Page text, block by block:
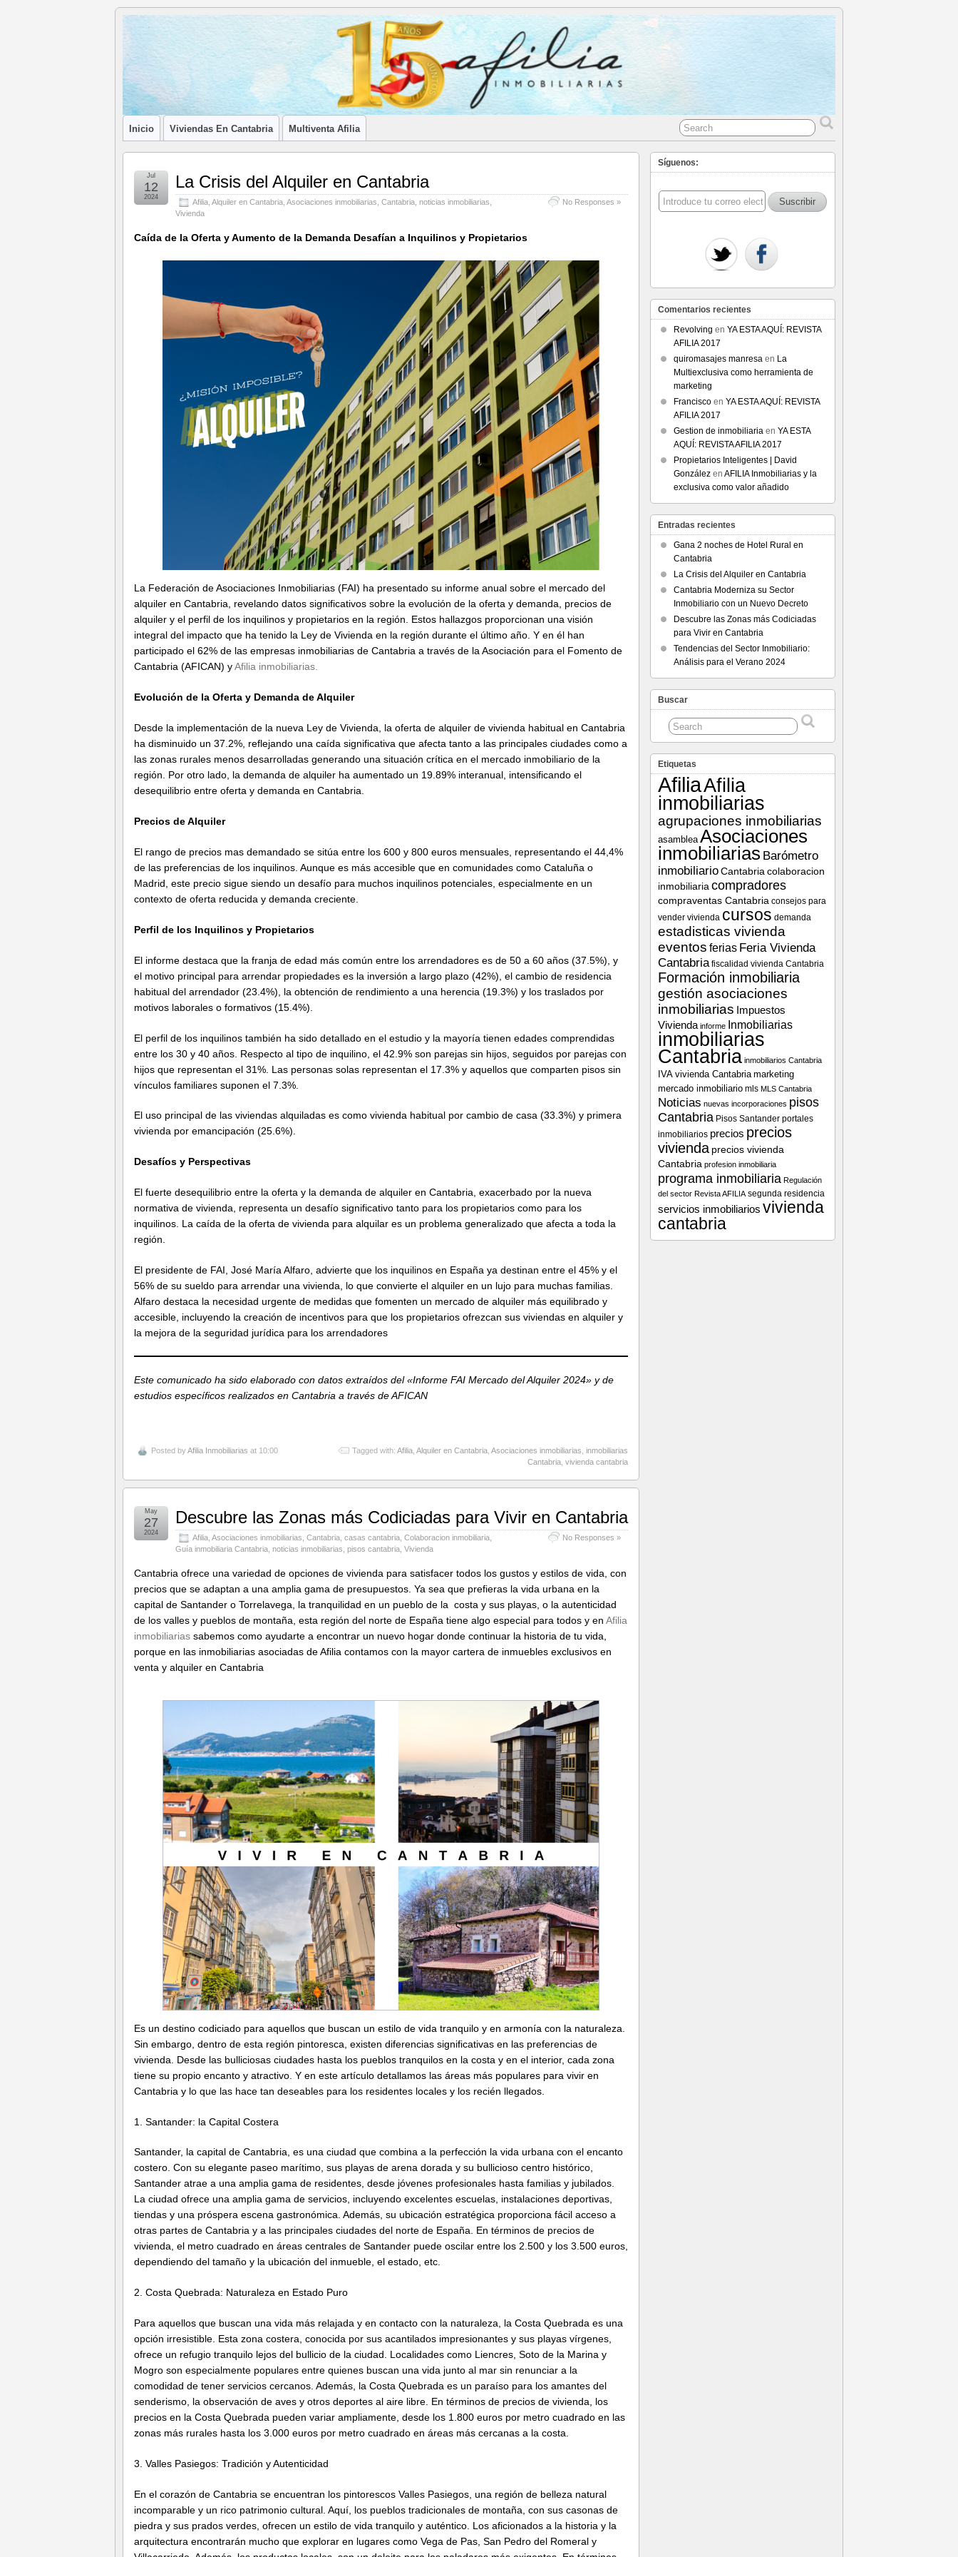
Blog de
Afilia
Inmobiliarias
LA ASOCIACIÓN DE LOS PROFESIONALES INMOBILIARIOS DE CANTABRIA
Inicio Viviendas En Cantabria Multiventa Afilia
La Crisis del Alquiler en Cantabria
Afilia Alquiler en Cantabria Asociaciones inmobiliarias Cantabria noticias inmobiliarias
Vivienda
No Responses »
Jul
12
2024
Caída de la Oferta y Aumento de la Demanda Desafían a Inquilinos y Propietarios
La Federación de Asociaciones Inmobiliarias (FAI) ha presentado su informe anual sobre el mercado del
alquiler en Cantabria, revelando datos significativos sobre la evolución de la oferta y demanda, precios de
alquiler y el perfil de los inquilinos y propietarios en la región. Estos hallazgos proporcionan una visión
integral del impacto que ha tenido la Ley de Vivienda en la región durante el último año. Y en él han
participado el 62% de las empresas inmobiliarias de Cantabria a través de la Asociación para el Fomento de
Cantabria (AFICAN) yAfilia inmobiliarias.
Evolución de la Oferta y Demanda de Alquiler
Desde la implementación de la nueva Ley de Vivienda, la oferta de alquiler de vivienda habitual en Cantabria
ha disminuido un 37.2%, reflejando una caída significativa que afecta tanto a las principales ciudades como a
las zonas rurales menos desarrolladas generando una situación crítica en el mercado inmobiliario de la
región. Por otro lado, la demanda de alquiler ha aumentado un 19.89% interanual, intensificando el
desequilibrio entre oferta y demanda en Cantabria.
Precios de Alquiler
El rango de precios mas demandado se sitúa entre los 600 y 800 euros mensuales, representando el 44,4%
de las preferencias de los inquilinos. Aunque es más accesible que en comunidades como Cataluña o
Madrid, este precio sigue siendo un desafío para muchos inquilinos potenciales, especialmente en un
contexto de oferta reducida y demanda creciente​​.
Perfil de los Inquilinos y Propietarios
El informe destaca que la franja de edad más común entre los arrendadores es de 50 a 60 años (37.5%), y
el motivo principal para arrendar propiedades es la inversión a largo plazo (42%), el cambio de residencia
habitual del arrendador (23.4%), la obtención de rendimiento a una herencia (19.3%) y los traslados por
motivos laborales o formativos (15.4%)​.
El perfil de los inquilinos también ha sido detallado en el estudio y la mayoría tienen edades comprendidas
entre los 30 y 40 años. Respecto al tipo de inquilino, el 42.9% son parejas sin hijos, seguidos por parejas con
hijos que representan el 31%. Las personas solas representan el 17.3% y aquellos que comparten pisos sin
vínculos familiares suponen el 7.3%.
El uso principal de las viviendas alquiladas es como vivienda habitual por cambio de casa (33.3%) y primera
vivienda por emancipación (25.6%).
Desafíos y Perspectivas
El fuerte desequilibrio entre la oferta y la demanda de alquiler en Cantabria, exacerbado por la nueva
normativa de vivienda, representa un desafío significativo tanto para los propietarios como para los
inquilinos. La caída de la oferta de vivienda para alquilar es un problema generalizado que afecta a toda la
región.
El presidente de FAI, José María Alfaro, advierte que los inquilinos en España ya destinan entre el 45% y el
56% de su sueldo para arrendar una vivienda, lo que convierte el alquiler en un lujo para muchas familias.
Alfaro destaca la necesidad urgente de medidas que fomenten un mercado de alquiler más equilibrado y
accesible, incluyendo la creación de incentivos para que los propietarios ofrezcan sus viviendas en alquiler y
la mejora de la seguridad jurídica para los arrendadores
Este comunicado ha sido elaborado con datos extraídos del «Informe FAI Mercado del Alquiler 2024» y de
estudios específicos realizados en Cantabria​ a través de AFICAN
Posted byAfilia Inmobiliarias at 10:00 Tagged with: Afilia, Alquiler en Cantabria, Asociaciones inmobiliarias, inmobiliarias
Cantabria, vivienda cantabria
Descubre las Zonas más Codiciadas para Vivir en Cantabria
Afilia, Asociaciones inmobiliarias, Cantabria, casas cantabria, Colaboracion inmobiliaria,
Guía inmobiliaria Cantabria, noticias inmobiliarias, pisos cantabria, Vivienda
No Responses »
May
27
2024
Cantabria ofrece una variedad de opciones de vivienda para satisfacer todos los gustos y estilos de vida, con
precios que se adaptan a una amplia gama de presupuestos. Ya sea que prefieras la vida urbana en la
capital de Santander o Torrelavega, la tranquilidad en un pueblo de la costa y sus playas, o la autenticidad
de los valles y pueblos de montaña, esta región del norte de España tiene algo especial para todos y en Afilia
inmobiliarias sabemos como ayudarte a encontrar un nuevo hogar donde continuar la historia de tu vida,
porque en las inmobiliarias asociadas de Afilia contamos con la mayor cartera de inmuebles exclusivos en
venta y alquiler en Cantabria
Es un destino codiciado para aquellos que buscan un estilo de vida tranquilo y en armonía con la naturaleza.
Sin embargo, dentro de esta región pintoresca, existen diferencias significativas en las preferencias de
vivienda. Desde las bulliciosas ciudades hasta los pueblos tranquilos en la costa y en el interior, cada zona
tiene su propio encanto y atractivo. Y en este artículo detallamos las áreas más populares para vivir en
Cantabria y lo que las hace tan deseables para los residentes locales y los recién llegados.
1. Santander: la Capital Costera
Santander, la capital de Cantabria, es una ciudad que combina a la perfección la vida urbana con el encanto
costero. Con su elegante paseo marítimo, sus playas de arena dorada y su bullicioso centro histórico,
Santander atrae a una amplia gama de residentes, desde jóvenes profesionales hasta familias y jubilados.
La ciudad ofrece una amplia gama de servicios, incluyendo excelentes escuelas, instalaciones deportivas,
tiendas y una próspera escena gastronómica. Además, su ubicación estratégica proporciona fácil acceso a
otras partes de Cantabria y a las principales ciudades del norte de España. En términos de precios de
vivienda, el metro cuadrado en áreas centrales de Santander puede oscilar entre los 2.500 y los 3.500 euros,
dependiendo del tamaño y la ubicación del inmueble, el estado, etc.
2. Costa Quebrada: Naturaleza en Estado Puro
Para aquellos que buscan una vida más relajada y en contacto con la naturaleza, la Costa Quebrada es una
opción irresistible. Esta zona costera, conocida por sus acantilados impresionantes y sus playas vírgenes,
ofrece un refugio tranquilo lejos del bullicio de la ciudad. Localidades como Liencres, Soto de la Marina y
Mogro son especialmente populares entre quienes buscan una vida junto al mar sin renunciar a la
comodidad de tener servicios cercanos. Además, la Costa Quebrada es un paraíso para los amantes del
senderismo, la observación de aves y otros deportes al aire libre. En términos de precios de vivienda, los
precios en la Costa Quebrada pueden variar ampliamente, desde los 1.800 euros por metro cuadrado en las
zonas más rurales hasta los 3.000 euros por metro cuadrado en áreas más cercanas a la costa.
3. Valles Pasiegos: Tradición y Autenticidad
En el corazón de Cantabria se encuentran los pintorescos Valles Pasiegos, una región de belleza natural
incomparable y un rico patrimonio cultural. Aquí, los pueblos tradicionales de montaña, con sus casonas de
piedra y sus prados verdes, ofrecen un estilo de vida tranquilo y auténtico. Los aficionados a la historia y la
arquitectura encontrarán mucho que explorar en lugares como Vega de Pas, San Pedro del Romeral y
Síguenos:
Comentarios recientes
Revolving en YA ESTA AQUÍ: REVISTA
AFILIA 2017
quiromasajes manresa en La
Multiexclusiva como herramienta de
marketing
Francisco en YA ESTA AQUÍ: REVISTA
AFILIA 2017
Gestion de inmobiliaria en YA ESTA
AQUÍ: REVISTA AFILIA 2017
Propietarios Inteligentes | David
González en AFILIA Inmobiliarias y la
exclusiva como valor añadido
Entradas recientes
Gana 2 noches de Hotel Rural en
Cantabria
La Crisis del Alquiler en Cantabria
Cantabria Moderniza su Sector
Inmobiliario con un Nuevo Decreto
Descubre las Zonas más Codiciadas
para Vivir en Cantabria
Tendencias del Sector Inmobiliario:
Análisis para el Verano 2024
Buscar
Etiquetas
AfiliaAfilia
inmobiliarias
agrupaciones inmobiliarias
asamblea Asociaciones
inmobiliarias Barómetro
inmobiliarioCantabria colaboracion
inmobiliaria compradores
compraventas Cantabria consejos para
vender vivienda cursos demanda
estadisticas vivienda
eventos ferias Feria Vivienda
Cantabria fiscalidad vivienda Cantabria
Formación inmobiliaria
gestión asociaciones
inmobiliarias Impuestos
Vivienda informe Inmobiliarias
inmobiliarias
Cantabria inmobiliarios Cantabria
IVA vivienda Cantabria marketing
mercado inmobiliario mls MLS Cantabria
Noticias nuevas incorporaciones pisos
Cantabria Pisos Santander portales
inmobiliarios precios precios
vivienda precios vivienda
Cantabria profesion inmobiliaria
programa inmobiliaria Regulación
del sector Revista AFILIA segunda residencia
servicios inmobiliarios vivienda
cantabria